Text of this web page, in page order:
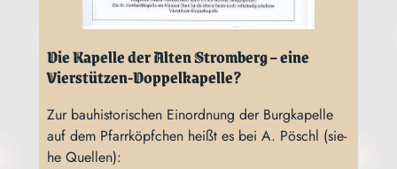
Die Kapelle der Alten Stromberg – eine
Vierstützen-Doppelkapelle?
Zur bau­his­to­ri­schen Ein­ord­nung der Burg­ka­pel­le
auf dem Pfarr­köpf­chen heißt es bei A. Pöschl (sie­
he Quellen):